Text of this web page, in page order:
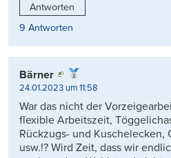
Antworten
9 Antworten
Bärner
24.01.2023 um 11:58
War das nicht der
flexible Arbeitszeit,
Rückzugs- und Kuschelecken,
usw.!? Wird Zeit, dass wir